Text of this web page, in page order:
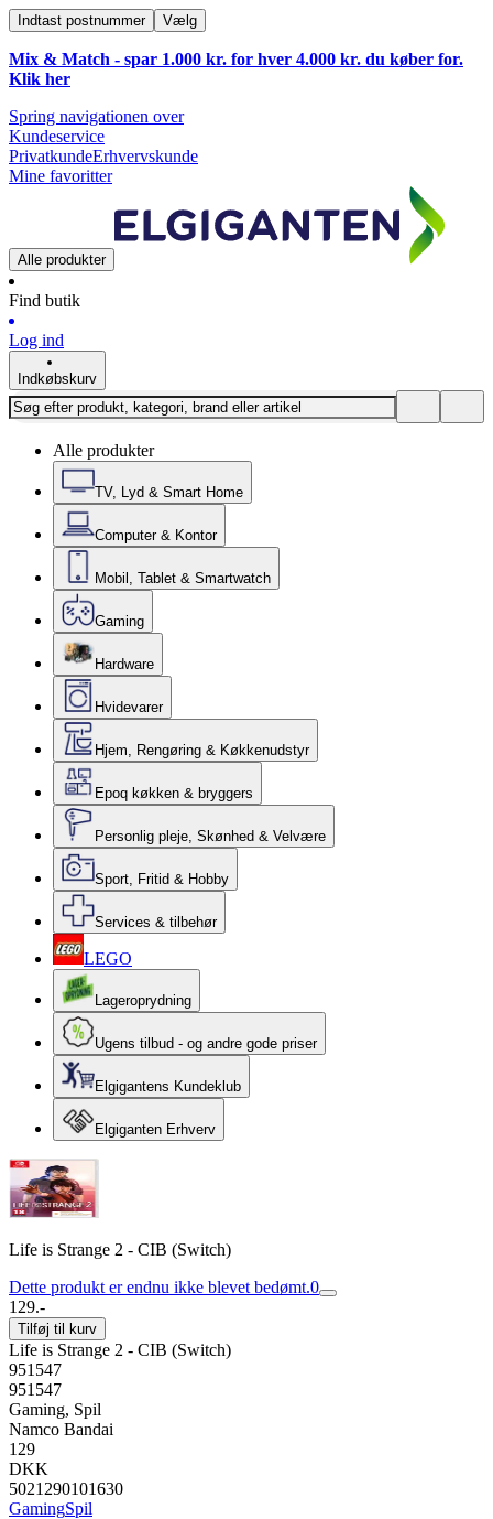
Indtast postnummer Vælg
Mix & Match - spar 1.000 kr. for hver 4.000 kr. du køber for.
Klik her
Spring navigationen over
Kundeservice
PrivatkundeErhvervskunde
Mine favoritter
Alle produkter
Find butik
Log ind
Indkøbskurv
Alle produkter
TV, Lyd & Smart Home
Computer & Kontor
Mobil, Tablet & Smartwatch
Gaming
Hardware
Hvidevarer
Hjem, Rengøring & Køkkenudstyr
Epoq køkken & bryggers
Personlig pleje, Skønhed & Velvære
Sport, Fritid & Hobby
Services & tilbehør
LEGO
Lageroprydning
Ugens tilbud - og andre gode priser
Elgigantens Kundeklub
Elgiganten Erhverv
Life is Strange 2 - CIB (Switch)
Dette produkt er endnu ikke blevet bedømt.0
129.-
Tilføj til kurv
Life is Strange 2 - CIB (Switch)
951547
951547
Gaming, Spil
Namco Bandai
129
DKK
5021290101630
GamingSpil